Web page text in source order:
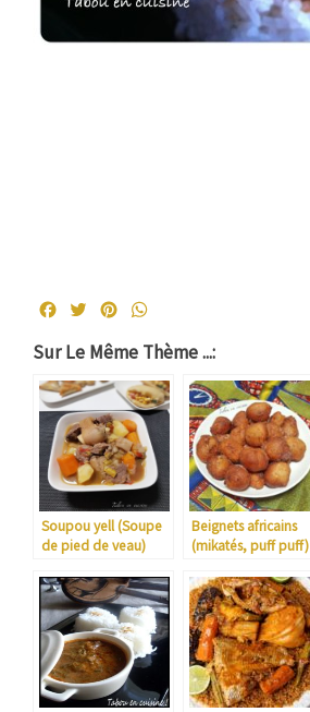
FacebookTwitterPinterest
Sur Le Même Thème ...:
Soupou yell (Soupe
de pied de veau)
Beignets africains
(mikatés, puff puff)